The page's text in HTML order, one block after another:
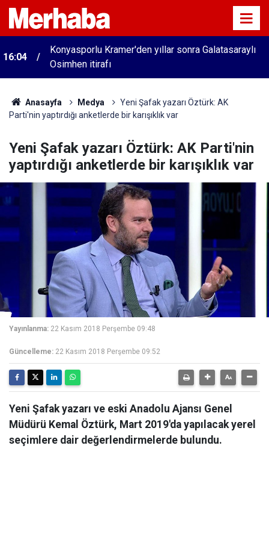
16:04
Konyasporlu Kramer'den yıllar sonra Galatasaraylı
Osimhen itirafı
Anasayfa Medya
Yeni Şafak yazarı Öztürk: AK
Parti'nin yaptırdığı anketlerde bir karışıklık var
Yeni Şafak yazarı Öztürk: AK Parti'nin
yaptırdığı anketlerde bir karışıklık var
Yayınlanma: 22 Kasım 2018 Perşembe 09:48
Güncelleme: 22 Kasım 2018 Perşembe 09:52
Yeni Şafak yazarı ve eski Anadolu Ajansı Genel
Müdürü Kemal Öztürk, Mart 2019'da yapılacak yerel
seçimlere dair değerlendirmelerde bulundu.